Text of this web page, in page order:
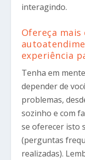
interagindo.
Ofereça mais
experiência
Tenha em
depender de
problemas,
sozinho e com
se oferecer isto
(perguntas
realizadas).